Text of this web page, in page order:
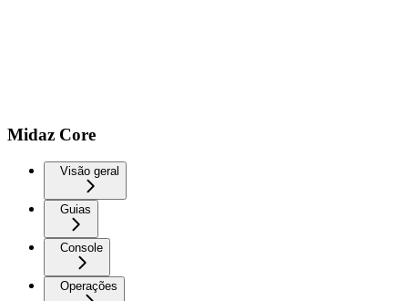
Midaz Core
Visão geral
Guias
Console
Operações